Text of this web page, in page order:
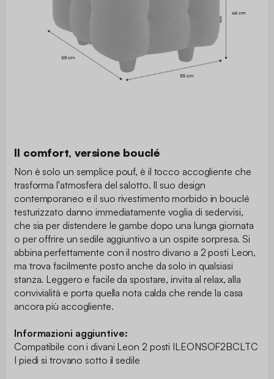
Il comfort, versione bouclé
Non è solo un semplice pouf, è il tocco accogliente che
trasforma l'atmosfera del salotto. Il suo design
contemporaneo e il suo rivestimento morbido in bouclé
testurizzato danno immediatamente voglia di sedervisi,
che sia per distendere le gambe dopo una lunga giornata
o per offrire un sedile aggiuntivo a un ospite sorpresa. Si
abbina perfettamente con il nostro divano a 2 posti Leon,
ma trova facilmente posto anche da solo in qualsiasi
stanza. Leggero e facile da spostare, invita al relax, alla
convivialità e porta quella nota calda che rende la casa
ancora più accogliente.
Informazioni aggiuntive:
Compatibile con i divani Leon 2 posti ILEONSOF2BCLTC
I piedi si trovano sotto il sedile